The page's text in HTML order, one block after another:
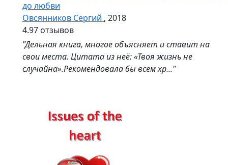
до любви
Овсянников Сергий , 2018
4.97 отзывов
"Дельная книга, многое объясняет и ставит на
свои места. Цитата из неё: «Твоя жизнь не
случайна».Рекомендовала бы всем хр..."